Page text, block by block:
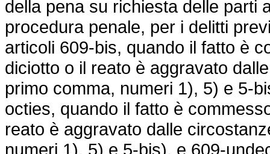
della pena su richiesta delle parti
procedura penale, per i delitti
articoli 609-bis, quando il fatto è
diciotto o il reato è aggravato
primo comma, numeri 1), 5) e 5-
octies, quando il fatto è
reato è aggravato dalle
numeri 1), 5) e 5-bis), e 609-